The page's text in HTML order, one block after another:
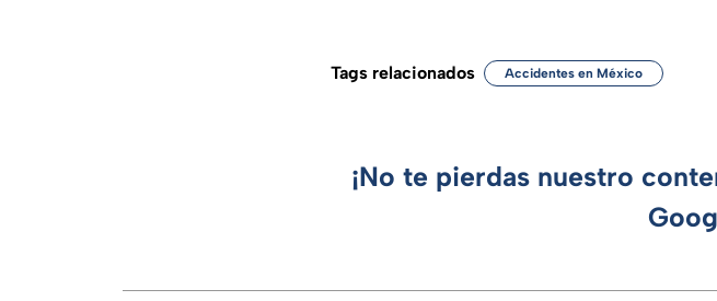
Tags relacionados Accidentes en México
¡No te pierdas nuestro